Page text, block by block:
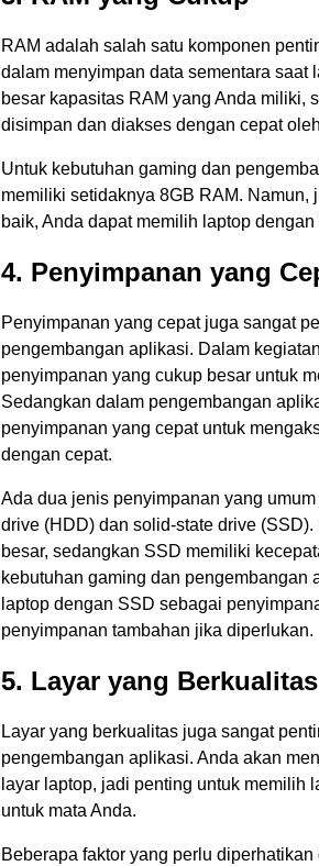
RAM adalah salah satu komponen
dalam menyimpan data sementara saat
besar kapasitas RAM yang Anda miliki,
disimpan dan diakses dengan cepat
Untuk kebutuhan gaming dan
memiliki setidaknya 8GB RAM. Namun,
baik, Anda dapat memilih laptop
4. Penyimpanan yang
Penyimpanan yang cepat juga sangat
pengembangan aplikasi. Dalam
penyimpanan yang cukup besar untuk
Sedangkan dalam pengembangan
penyimpanan yang cepat untuk
dengan cepat.
Ada dua jenis penyimpanan yang
drive (HDD) dan solid-state drive
besar, sedangkan SSD memiliki
kebutuhan gaming dan pengembangan
laptop dengan SSD sebagai
penyimpanan tambahan jika diperlukan.
5. Layar yang Berkualitas
Layar yang berkualitas juga sangat
pengembangan aplikasi. Anda akan
layar laptop, jadi penting untuk memilih
untuk mata Anda.
Beberapa faktor yang perlu